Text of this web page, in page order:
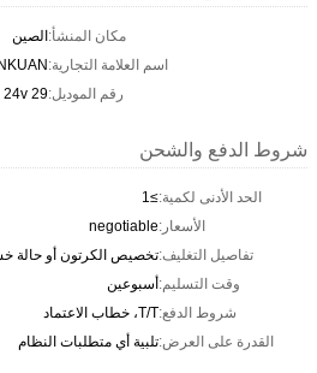
مكان المنشأ:الصين
اسم العلامة التجارية:
رقم الموديل:24v 29 قطاعات
شروط الدفع والشحن
الحد الأدنى لكمية:≥1
الأسعار:negotiable
تفاصيل التغليف:تخصيص الكرتون أو حالة
وقت التسليم:أسبوعين
شروط الدفع:T/T، خطاب الاعتماد
القدرة على العرض:تلبية أي متطلبات النظام